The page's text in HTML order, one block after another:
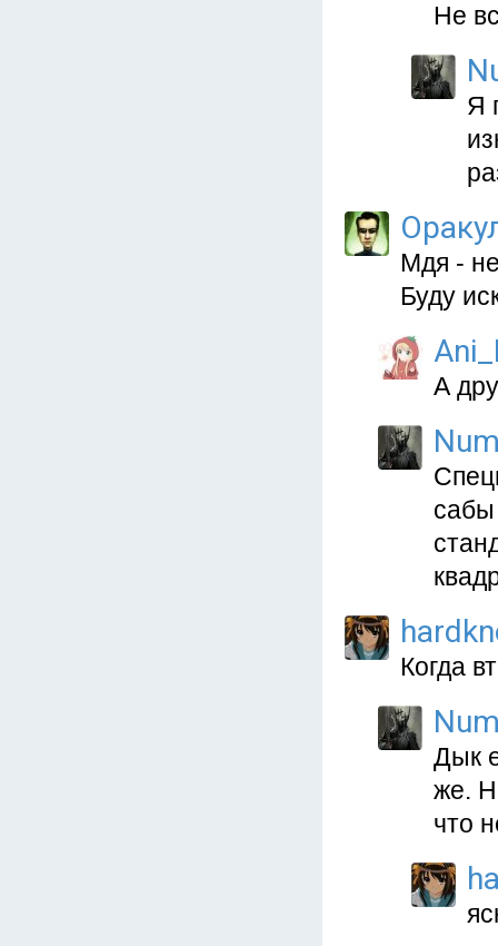
Не
Я
Мдя -
Буду
А
сабы
Когда
Дык
же.
что